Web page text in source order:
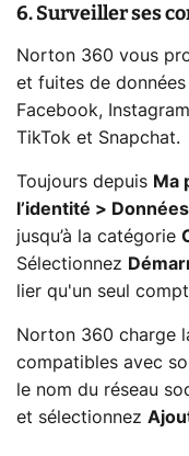
6. Surveiller ses
Norton 360 vous
et fuites de
Facebook,
TikTok et Snapchat.
Toujours depuis Ma
l’identité >
jusqu’à la catégorie
Sélectionnez
lier qu'un seul
Norton 360 charge
compatibles avec
le nom du réseau
et sélectionnez